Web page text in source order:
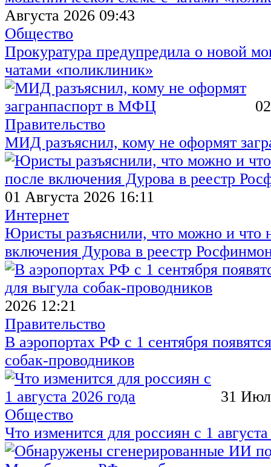
Августа 2026 09:43
Общество
Прокуратура предупредила о новой
чатами «поликлиник»
Правительство
МИД разъяснил, кому не оформят
01 Августа 2026 16:11
Интернет
Юристы разъяснили, что можно и что
включения Дурова в реестр
2026 12:21
Правительство
В аэропортах РФ с 1 сентября
собак-проводников
31
Общество
Что изменится для россиян с 1